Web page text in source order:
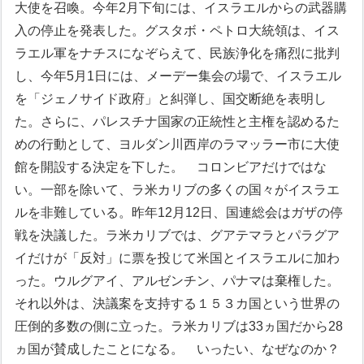
大使を召喚。今年2月下旬には、イスラエルからの武器購
入の停止を発表した。グスタボ・ペトロ大統領は、イス
ラエル軍をナチスになぞらえて、民族浄化を痛烈に批判
し、今年5月1日には、メーデー集会の場で、イスラエル
を「ジェノサイド政府」と糾弾し、国交断絶を表明し
た。さらに、パレスチナ国家の正統性と主権を認めるた
めの行動として、ヨルダン川西岸のラマッラー市に大使
館を開設する決定を下した。
コロンビアだけではな
い。一部を除いて、ラ米カリブの多くの国々がイスラエ
ルを非難している。昨年12月12日、国連総会はガザの停
戦を決議した。ラ米カリブでは、グアテマラとパラグア
イだけが「反対」に票を投じて米国とイスラエルに加わ
った。ウルグアイ、アルゼンチン、パナマは棄権した。
それ以外は、決議案を支持する１５３カ国という世界の
圧倒的多数の側に立った。ラ米カリブは33ヵ国だから28
ヵ国が賛成したことになる。
いったい、なぜなのか？